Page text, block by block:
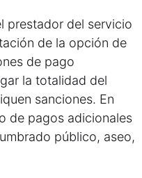
prestador del servicio
de la opción de
de pago
la totalidad del
sanciones. En
de pagos adicionales
público, aseo,